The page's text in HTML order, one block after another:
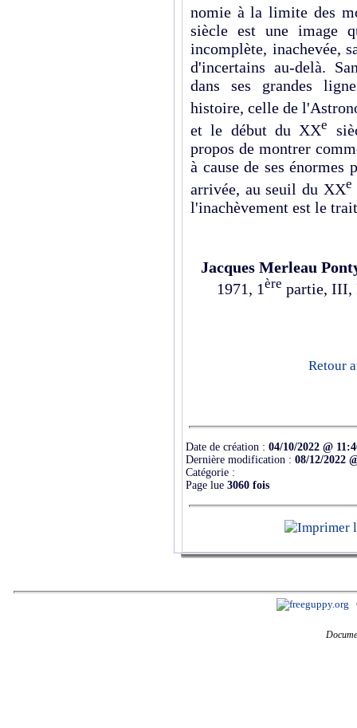
nomie à la limite des
siècle est une image
incomplète, inachevée,
d'incertains au-delà.
dans ses grandes
histoire, celle de
et le début du XXe
propos de montrer
à cause de ses
arrivée, au seuil du XXe
l'inachèvement est le
Jacques Merleau
1971, 1ère partie, III,
Retour
Date de création : 04/10/2022 @
Dernière modification : 08/12/2022
Catégorie :
Page lue 3060 fois